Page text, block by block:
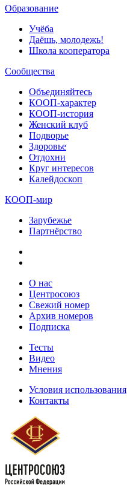
Образование
Учёба
Даёшь, молодежь!
Школа кооператора
Сообщества
Объединяйтесь
КООП-характер
КООП-история
Женский клуб
Подворье
Здоровье
Отдохни
Круг интересов
Калейдоскоп
КООП-мир
Зарубежье
Партнёрство
О нас
Центросоюз
Свежий номер
Архив номеров
Подписка
Тесты
Видео
Мнения
Условия использования
Контакты